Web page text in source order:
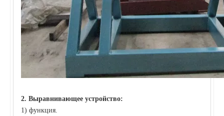
2. Выравнивающее устройство:
1) функция.